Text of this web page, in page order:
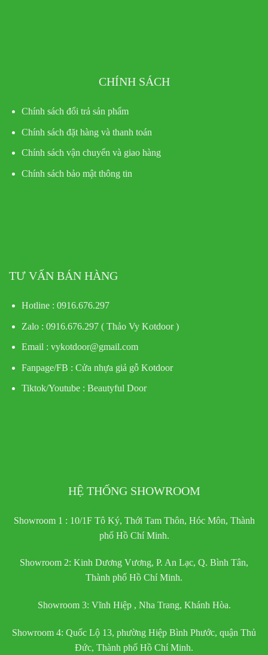
CHÍNH SÁCH
Chính sách đổi trả sản phẩm
Chính sách đặt hàng và thanh toán
Chính sách vận chuyển và giao hàng
Chính sách bảo mật thông tin
TƯ VẤN BÁN HÀNG
Hotline : 0916.676.297
Zalo : 0916.676.297 ( Thảo Vy Kotdoor )
Email : vykotdoor@gmail.com
Fanpage/FB : Cửa nhựa giả gỗ Kotdoor
Tiktok/Youtube : Beautyful Door
HỆ THỐNG SHOWROOM
Showroom 1 : 10/1F Tô Ký, Thới Tam Thôn, Hóc Môn, Thành
phố Hồ Chí Minh.
Showroom 2: Kinh Dương Vương, P. An Lạc, Q. Bình Tân,
Thành phố Hồ Chí Minh.
Showroom 3: Vĩnh Hiệp , Nha Trang, Khánh Hòa.
Showroom 4: Quốc Lộ 13, phường Hiệp Bình Phước, quận Thủ
Đức, Thành phố Hồ Chí Minh.